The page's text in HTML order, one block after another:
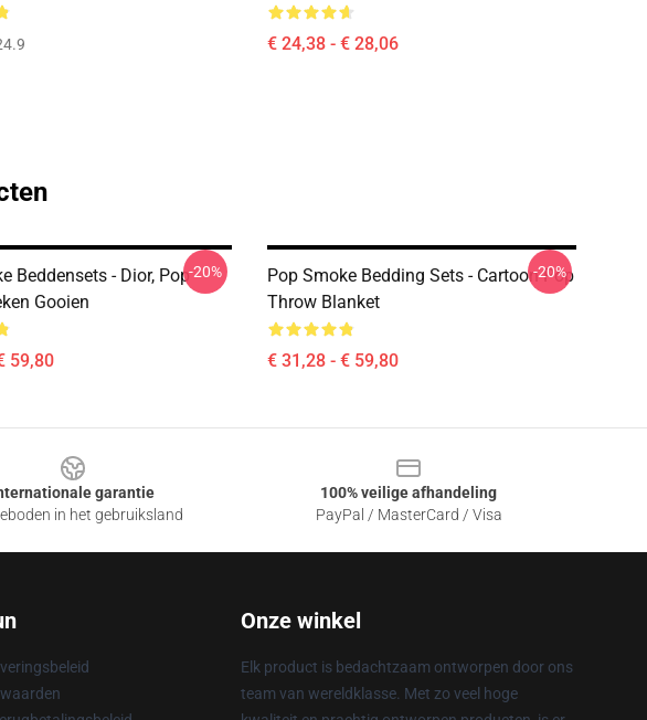
€ 24,38 - € 28,06
Beddensets - Dior, Pop
Gooien
59,80
-20%
Pop Smoke Bedding Sets - Cartoon Pop
Throw Blanket
€ 31,28 - € 59,80
-20%
garantie
in het gebruiksland
100% veilige afhandeling
PayPal / MasterCard / Visa
Onze winkel
Elk product is bedachtzaam ontworpen door ons
team van wereldklasse. Met zo veel hoge